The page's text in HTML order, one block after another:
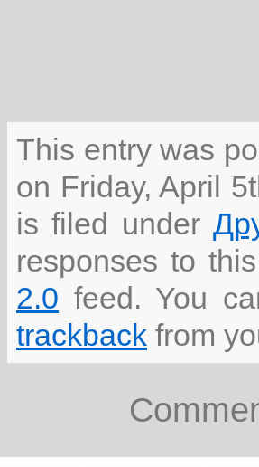
This entry was
on Friday, April
is filed under
responses to
2.0 feed. You
trackback from